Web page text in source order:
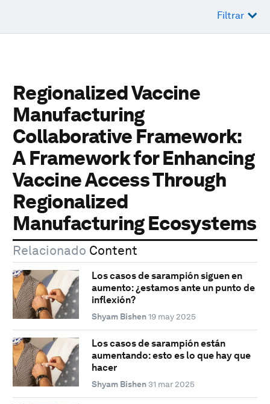
Filtrar
Regionalized Vaccine
Manufacturing
Collaborative Framework:
A Framework for Enhancing
Vaccine Access Through
Regionalized
Manufacturing Ecosystems
Relacionado Content
Los casos de sarampión siguen en
aumento: ¿estamos ante un punto de
inflexión?
Shyam Bishen 19 may 2025
Los casos de sarampión están
aumentando: esto es lo que hay que
hacer
Shyam Bishen 31 mar 2025